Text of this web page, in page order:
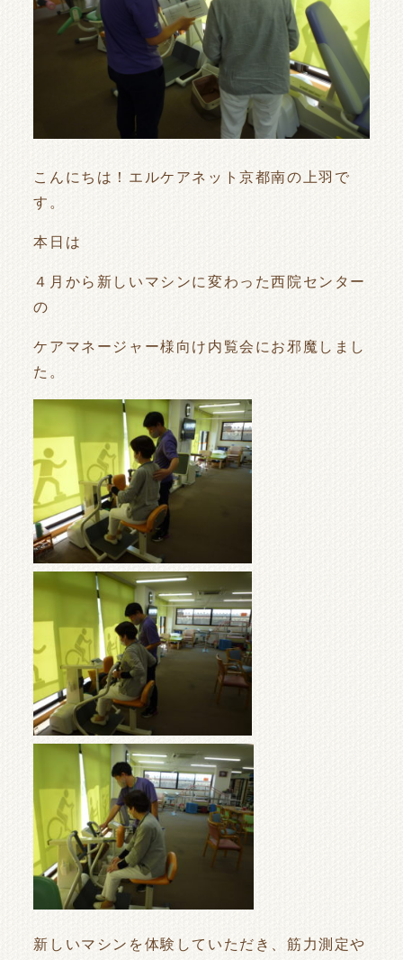
こんにちは！エルケアネット京都南の上羽で
す。
本日は
４月から新しいマシンに変わった西院センター
の
ケアマネージャー様向け内覧会にお邪魔しまし
た。
新しいマシンを体験していただき、筋力測定や